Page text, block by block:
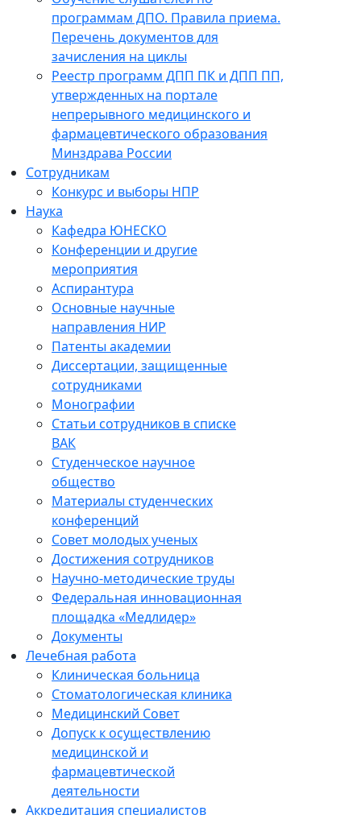
программам ДПО. Правила приема.
Перечень документов для
зачисления на циклы
Реестр программ ДПП ПК и ДПП ПП,
утвержденных на портале
непрерывного медицинского и
фармацевтического образования
Минздрава России
Сотрудникам
Конкурс и выборы НПР
Наука
Кафедра ЮНЕСКО
Конференции и другие
мероприятия
Аспирантура
Основные научные
направления НИР
Патенты академии
Диссертации, защищенные
сотрудниками
Монографии
Статьи сотрудников в списке
ВАК
Студенческое научное
общество
Материалы студенческих
конференций
Совет молодых ученых
Достижения сотрудников
Научно-методические труды
Федеральная инновационная
площадка «Медлидер»
Документы
Лечебная работа
Клиническая больница
Стоматологическая клиника
Медицинский Совет
Допуск к осуществлению
медицинской и
фармацевтической
деятельности
Аккредитация специалистов